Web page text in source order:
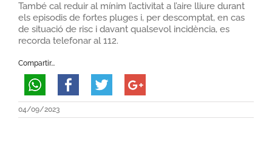
També cal reduir al mínim l’activitat a l’aire lliure durant
els episodis de fortes pluges i, per descomptat, en cas
de situació de risc i davant qualsevol incidència, es
recorda telefonar al 112.
Compartir...
04/09/2023